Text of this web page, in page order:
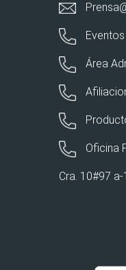
Área
Oficina
Cra. 10#97